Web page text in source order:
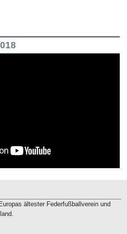
ältester Federfußballverein und